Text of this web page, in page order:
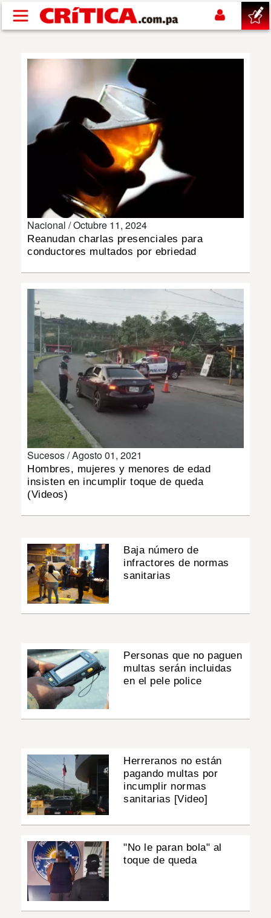
Pasar al contenido principal
DEPORTES
INSÓLITAS
MULTIMEDIA
IMPRESO
Nacional /Octubre 11, 2024
Reanudan charlas presenciales para
conductores multados por ebriedad
Sucesos /Agosto 01, 2021
Hombres, mujeres y menores de edad
insisten en incumplir toque de queda
(Videos)
Baja número de
infractores de normas
sanitarias
Personas que no paguen
multas serán incluidas
en el pele police
Herreranos no están
pagando multas por
incumplir normas
sanitarias [Video]
"No le paran bola" al
toque de queda